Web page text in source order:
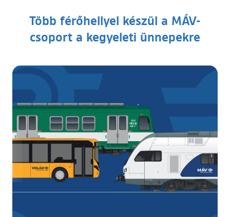
Több férőhellyel készül a MÁV-
csoport a kegyeleti ünnepekre